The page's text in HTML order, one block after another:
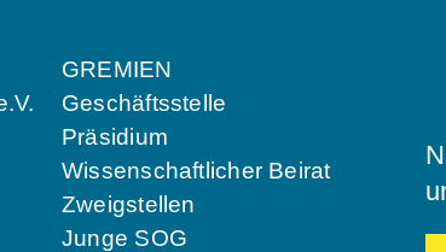
GREMIEN
Geschäftsstelle
Präsidium
Wissenschaftlicher Beirat
Zweigstellen
Junge SOG